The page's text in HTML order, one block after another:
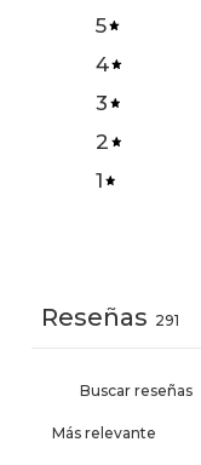
5
4
3
2
1
Reseñas 291